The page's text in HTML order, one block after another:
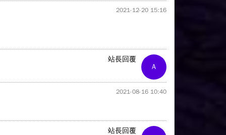
2021-12-20 15:16
A
站長回覆
2021-08-16 10:40
站長回覆